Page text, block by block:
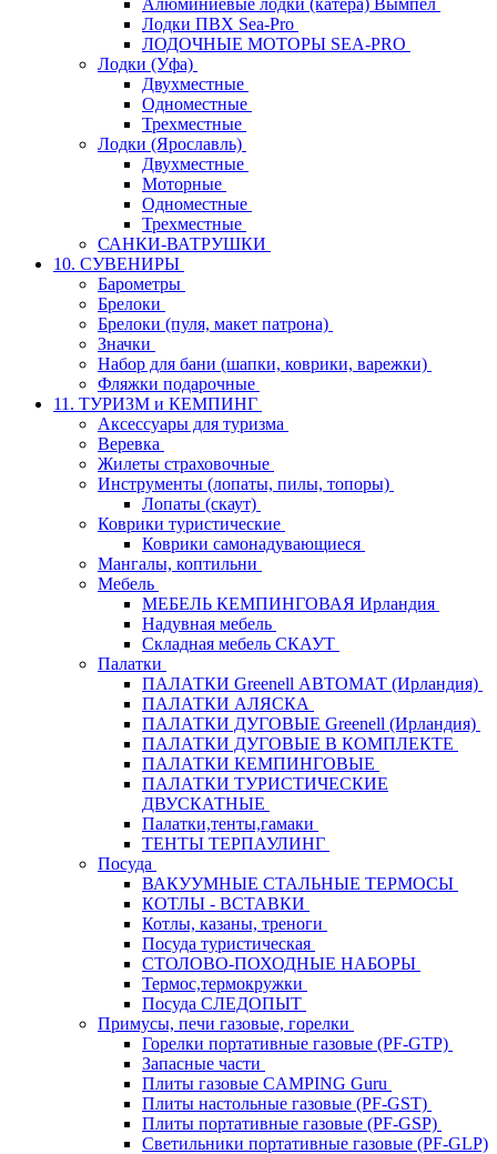
Алюминиевые лодки (катера) Вымпел
Лодки ПВХ Sea-Pro
ЛОДОЧНЫЕ МОТОРЫ SEA-PRO
Лодки (Уфа)
Двухместные
Одноместные
Трехместные
Лодки (Ярославль)
Двухместные
Моторные
Одноместные
Трехместные
САНКИ-ВАТРУШКИ
10. СУВЕНИРЫ
Барометры
Брелоки
Брелоки (пуля, макет патрона)
Значки
Набор для бани (шапки, коврики, варежки)
Фляжки подарочные
11. ТУРИЗМ и КЕМПИНГ
Аксессуары для туризма
Веревка
Жилеты страховочные
Инструменты (лопаты, пилы, топоры)
Лопаты (скаут)
Коврики туристические
Коврики самонадувающиеся
Мангалы, коптильни
Мебель
МЕБЕЛЬ КЕМПИНГОВАЯ Ирландия
Надувная мебель
Складная мебель СКАУТ
Палатки
ПАЛАТКИ Greenell АВТОМАТ (Ирландия)
ПАЛАТКИ АЛЯСКА
ПАЛАТКИ ДУГОВЫЕ Greenell (Ирландия)
ПАЛАТКИ ДУГОВЫЕ В КОМПЛЕКТЕ
ПАЛАТКИ КЕМПИНГОВЫЕ
ПАЛАТКИ ТУРИСТИЧЕСКИЕ
ДВУСКАТНЫЕ
Палатки,тенты,гамаки
ТЕНТЫ ТЕРПАУЛИНГ
Посуда
ВАКУУМНЫЕ СТАЛЬНЫЕ ТЕРМОСЫ
КОТЛЫ - ВСТАВКИ
Котлы, казаны, треноги
Посуда туристическая
СТОЛОВО-ПОХОДНЫЕ НАБОРЫ
Термос,термокружки
Посуда СЛЕДОПЫТ
Примусы, печи газовые, горелки
Горелки портативные газовые (PF-GTP)
Запасные части
Плиты газовые CAMPING Guru
Плиты настольные газовые (PF-GST)
Плиты портативные газовые (PF-GSP)
Светильники портативные газовые (PF-GLP)